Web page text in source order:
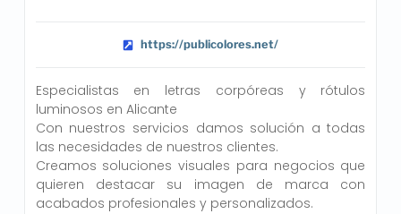
https://publicolores.net/
Especialistas en letras corpóreas y rótulos
luminosos en Alicante
Con nuestros servicios damos solución a todas
las necesidades de nuestros clientes.
Creamos soluciones visuales para negocios que
quieren destacar su imagen de marca con
acabados profesionales y personalizados.